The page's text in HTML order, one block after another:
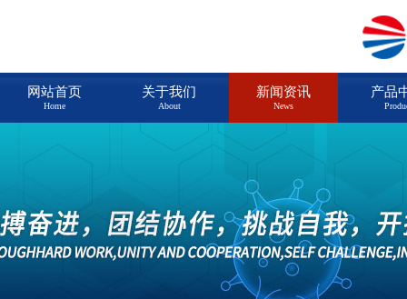
网站首页
Home
关于我们
About
新闻资讯
News
产品